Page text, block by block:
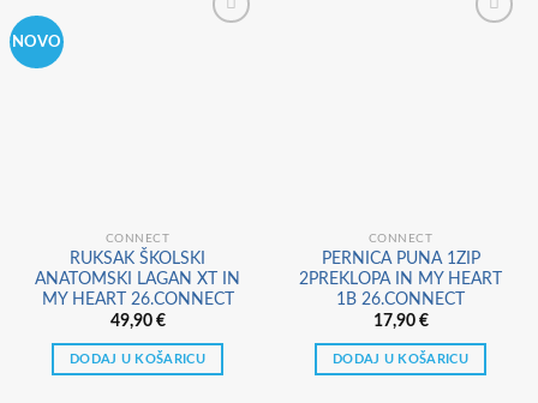
NOVO
CONNECT
RUKSAK ŠKOLSKI
ANATOMSKI LAGAN XT IN
MY HEART 26.CONNECT
49,90 €
DODAJ U KOŠARICU
CONNECT
PERNICA PUNA 1ZIP
2PREKLOPA IN MY HEART
1B 26.CONNECT
17,90 €
DODAJ U KOŠARICU